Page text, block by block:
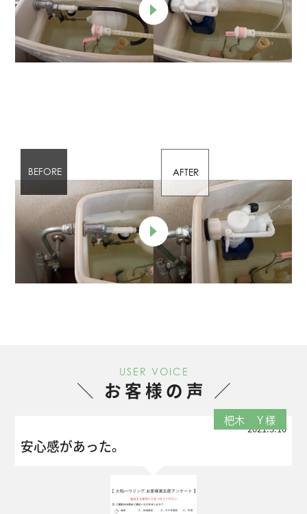
USER VOICE
お客様の声
杷木 Ｙ様
2021.3.10
安心感があった。